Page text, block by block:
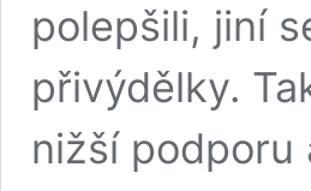
polepšili, jiní
přivýdělky.
nižší podporu